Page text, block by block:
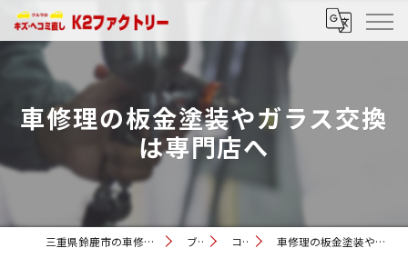
車修理の板金塗装やガラス交換
は専門店へ
三重県鈴鹿市の車修理ならK2ファクトリー ブログ コラム 車修理の板金塗装やガラス交換は専門店へ